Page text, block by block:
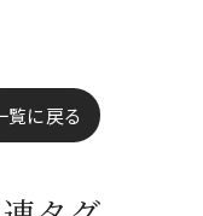
覧に戻る